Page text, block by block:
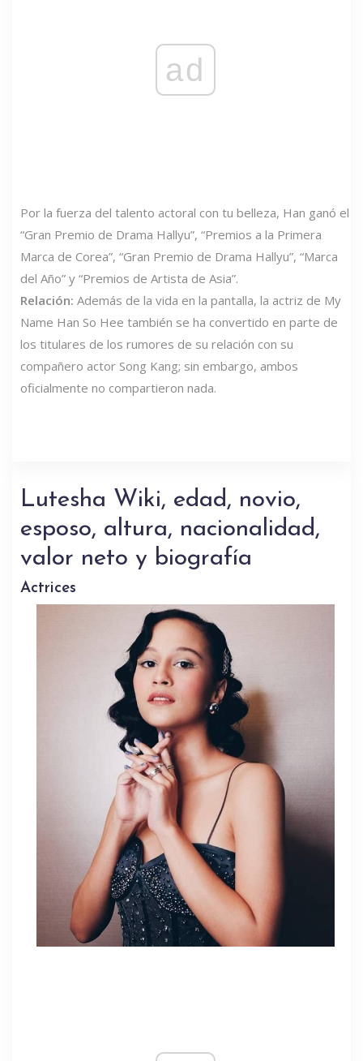
ad
Por la fuerza del talento actoral con tu belleza, Han ganó el
“Gran Premio de Drama Hallyu”, “Premios a la Primera
Marca de Corea”, “Gran Premio de Drama Hallyu”, “Marca
del Año” y “Premios de Artista de Asia”.
Relación: Además de la vida en la pantalla, la actriz de My
Name Han So Hee también se ha convertido en parte de
los titulares de los rumores de su relación con su
compañero actor Song Kang; sin embargo, ambos
oficialmente no compartieron nada.
Lutesha Wiki, edad, novio,
esposo, altura, nacionalidad,
valor neto y biografía
Actrices